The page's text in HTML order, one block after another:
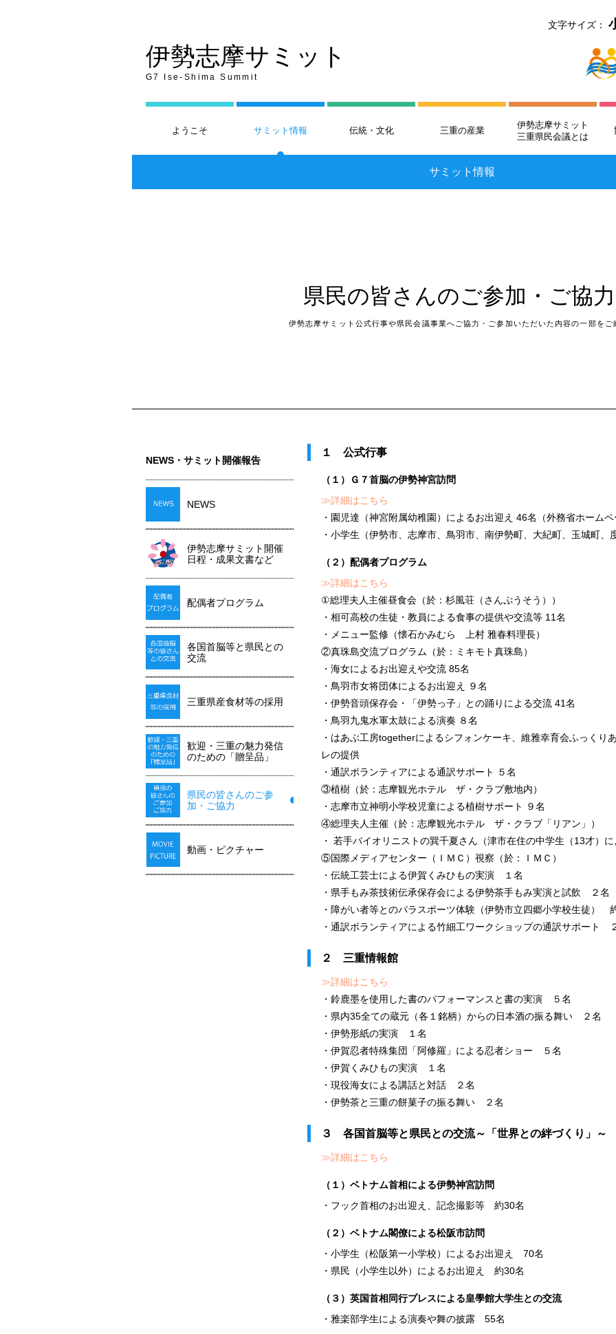
文字サイズ：
伊勢志摩サミット
G7 Ise-Shima Summit
ようこそ サミット情報 伝統・文化 三重の産業
伊勢志摩サミット
三重県民会議とは
サミット情報
県民の皆さんのご参加・ご協力
伊勢志摩サミット公式行事や県民会議事業へご協力・ご参加いただいた内容の一部をご
１ 公式行事
（１）Ｇ７首脳の伊勢神宮訪問
≫詳細はこちら
・園児達（神宮附属幼稚園）によるお出迎え 46名（外務省ホーム
・小学生（伊勢市、志摩市、鳥羽市、南伊勢町、大紀町、玉城町
（２）配偶者プログラム
≫詳細はこちら
①総理夫人主催昼食会（於：杉風荘（さんぷうそう））
・相可高校の生徒・教員による食事の提供や交流等 11名
・メニュー監修（懐石かみむら 上村 雅春料理長）
②真珠島交流プログラム（於：ミキモト真珠島）
・海女によるお出迎えや交流 85名
・鳥羽市女将団体によるお出迎え ９名
・伊勢音頭保存会・「伊勢っ子」との踊りによる交流 41名
・鳥羽九鬼水軍太鼓による演奏 ８名
・はあぶ工房togetherによるシフォンケーキ、維雅幸育会ふっくり
レの提供
・通訳ボランティアによる通訳サポート ５名
③植樹（於：志摩観光ホテル ザ・クラブ敷地内）
・志摩市立神明小学校児童による植樹サポート ９名
④総理夫人主催（於：志摩観光ホテル ザ・クラブ「リアン」）
・ 若手バイオリニストの巽千夏さん（津市在住の中学生（13才）
⑤国際メディアセンター（ＩＭＣ）視察（於：ＩＭＣ）
・伝統工芸士による伊賀くみひもの実演 １名
・県手もみ茶技術伝承保存会による伊勢茶手もみ実演と試飲 ２名
・障がい者等とのパラスポーツ体験（伊勢市立四郷小学校生徒）
・通訳ボランティアによる竹細工ワークショップの通訳サポート
２ 三重情報館
≫詳細はこちら
・鈴鹿墨を使用した書のパフォーマンスと書の実演 ５名
・県内35全ての蔵元（各１銘柄）からの日本酒の振る舞い ２名
・伊勢形紙の実演 １名
・伊賀忍者特殊集団「阿修羅」による忍者ショー ５名
・伊賀くみひもの実演 １名
・現役海女による講話と対話 ２名
・伊勢茶と三重の餅菓子の振る舞い ２名
３ 各国首脳等と県民との交流～「世界との絆づくり」～
≫詳細はこちら
（１）ベトナム首相による伊勢神宮訪問
・フック首相のお出迎え、記念撮影等 約30名
（２）ベトナム閣僚による松阪市訪問
・小学生（松阪第一小学校）によるお出迎え 70名
・県民（小学生以外）によるお出迎え 約30名
（３）英国首相同行プレスによる皇學館大学生との交流
・雅楽部学生による演奏や舞の披露 55名
NEWS・サミット開催報告
NEWS
伊勢志摩サミット開催
日程・成果文書など
配偶者プログラム
各国首脳等と県民との
交流
三重県産食材等の採用
歓迎・三重の魅力発信
のための「贈呈品」
県民の皆さんのご参
加・ご協力
動画・ピクチャー